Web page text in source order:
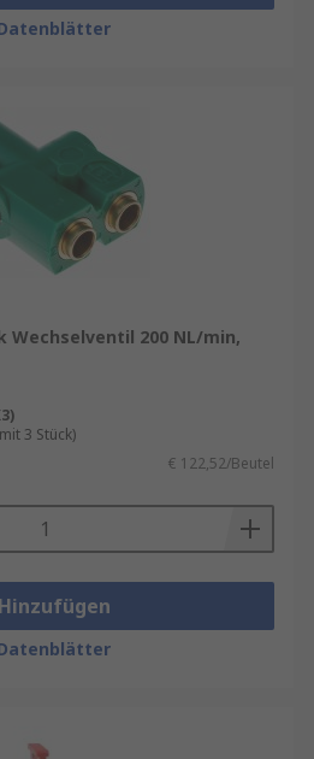
Wechselventil 200 NL/min,
3 Stück)
€ 122,52/Beutel
Hinzufügen